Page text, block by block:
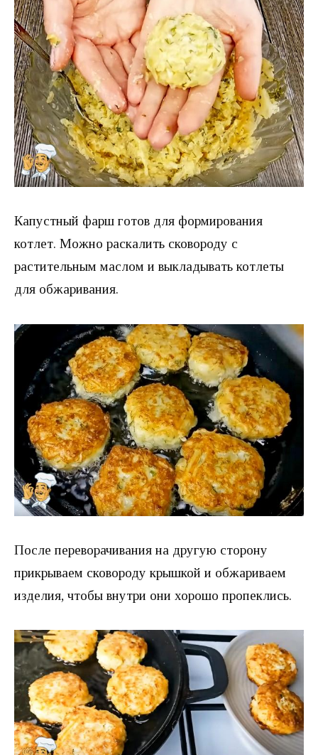
Капустный фарш готов для формирования
котлет. Можно раскалить сковороду с
растительным маслом и выкладывать котлеты
для обжаривания.
После переворачивания на другую сторону
прикрываем сковороду крышкой и обжариваем
изделия, чтобы внутри они хорошо пропеклись.